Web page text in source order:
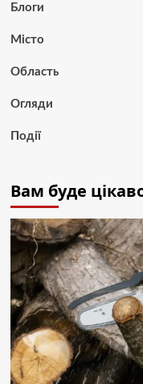
Блоги
Місто
Область
Огляди
Події
Вам буде